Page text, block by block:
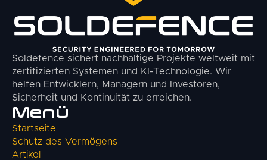
Soldefence sichert nachhaltige Projekte weltweit mit
zertifizierten Systemen und KI-Technologie. Wir
helfen Entwicklern, Managern und Investoren,
Sicherheit und Kontinuität zu erreichen.
Menü
Startseite
Schutz des Vermögens
Artikel